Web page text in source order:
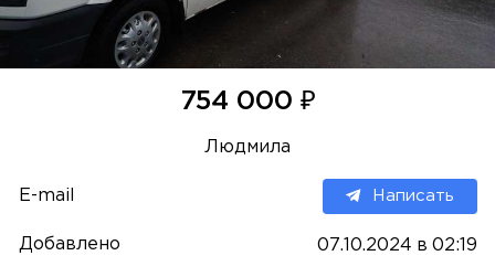
754 000 ₽
Людмила
E-mail Написать
Добавлено 07.10.2024 в 02:19